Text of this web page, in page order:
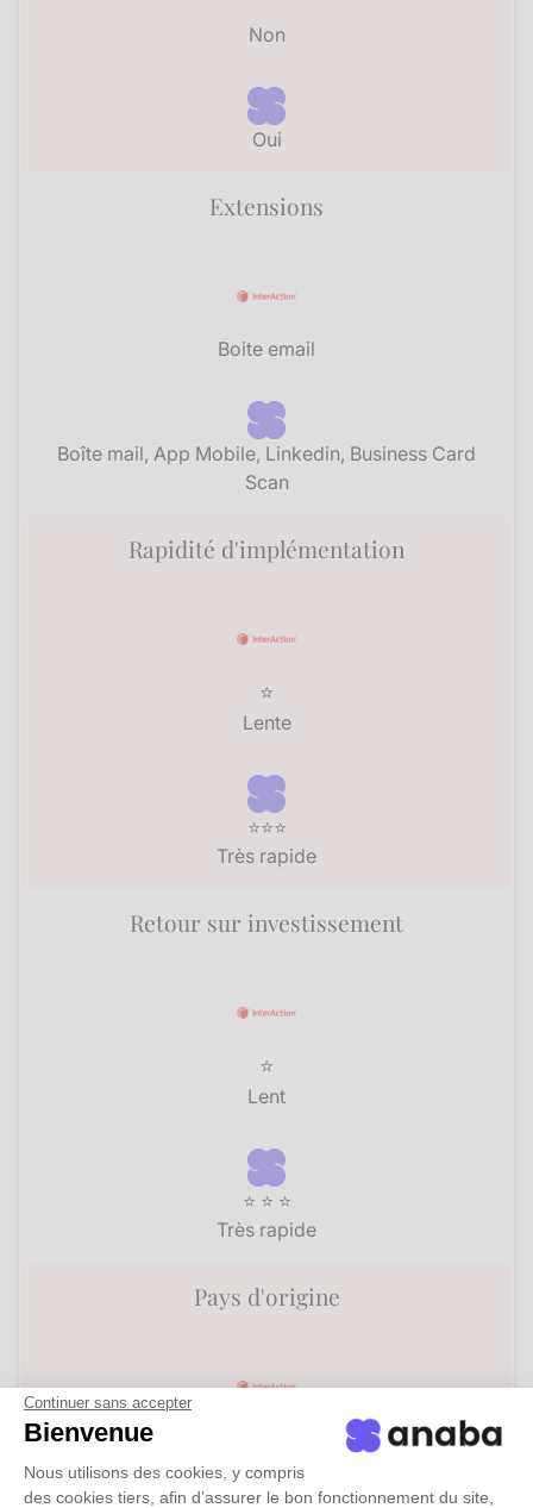
Continuer sans accepter
Bienvenue
Nous utilisons des cookies, y compris
des cookies tiers, afin d’assurer le bon fonctionnement du site,
Non
Oui
Extensions
Boite email
Boîte mail, App Mobile, Linkedin, Business Card
Scan​
Rapidité d'implémentation
⭐
Lente
⭐⭐⭐
Très rapide
Retour sur investissement
⭐
Lent
⭐ ⭐ ⭐
Très rapide
Pays d'origine